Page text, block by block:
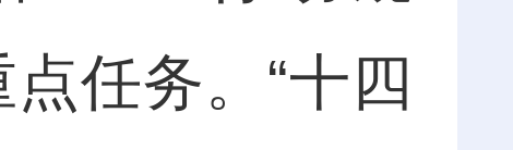
任务。“十四